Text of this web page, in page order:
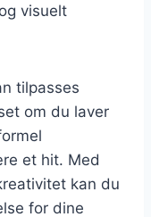
visuelt
tilpasses
om du laver
et hit. Med
kan du
for dine